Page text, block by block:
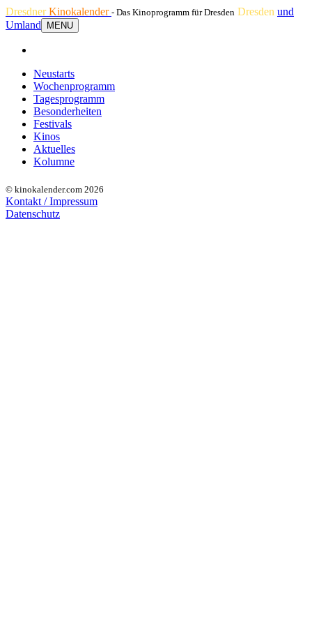
DresdnerKinokalender - Das Kinoprogramm für Dresden Dresden und
Umland
MENU
Neustarts
Wochenprogramm
Tagesprogramm
Besonderheiten
Festivals
Kinos
Aktuelles
Kolumne
© kinokalender.com 2026
Kontakt / Impressum
Datenschutz